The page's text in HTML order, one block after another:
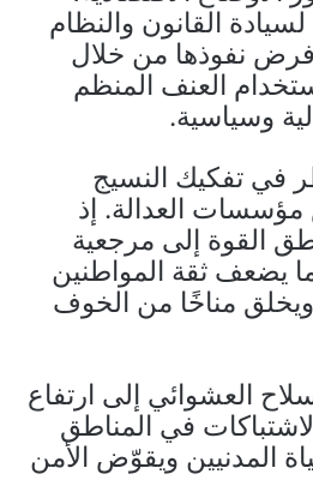
القانون والنظام
فرض نفوذها من خلال
العنف المنظم
وسياسية.
في تفكيك النسيج
مؤسسات العدالة. إذ
القوة إلى مرجعية
يضعف ثقة المواطنين
مناخًا من الخوف
العشوائي إلى ارتفاع
في المناطق
المدنيين ويقوّض الأمن